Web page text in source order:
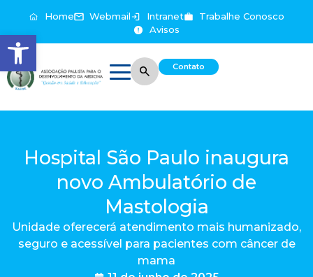
Abrir a barra de ferramentas
Home Webmail Intranet
Trabalhe Conosco
Avisos
Contato
Hospital São Paulo inaugura
novo Ambulatório de
Mastologia
Unidade oferecerá atendimento mais humanizado,
seguro e acessível para pacientes com câncer de
mama